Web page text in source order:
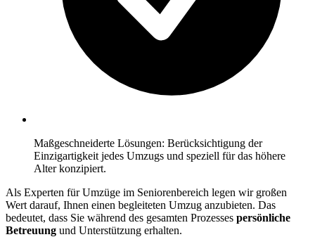
Maßgeschneiderte Lösungen: Berücksichtigung der
Einzigartigkeit jedes Umzugs und speziell für das höhere
Alter konzipiert.
Als Experten für Umzüge im Seniorenbereich legen wir großen
Wert darauf, Ihnen einen begleiteten Umzug anzubieten. Das
bedeutet, dass Sie während des gesamten Prozesses persönliche
Betreuung und Unterstützung erhalten.